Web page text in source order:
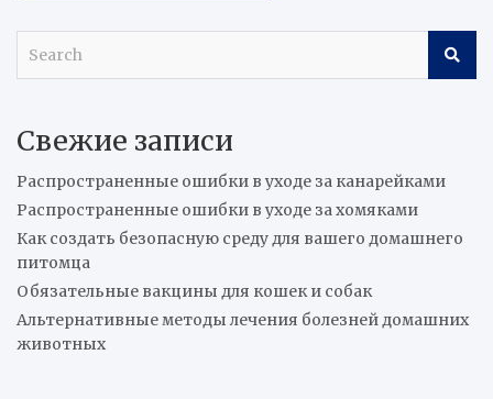
c
Свежие записи
Распространенные ошибки в уходе за канарейками
Распространенные ошибки в уходе за хомяками
Как создать безопасную среду для вашего домашнего
питомца
Обязательные вакцины для кошек и собак
Альтернативные методы лечения болезней домашних
животных